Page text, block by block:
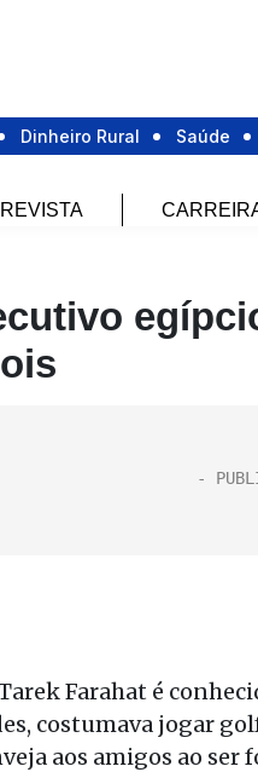
Dinheiro Rural Saúde
REVISTA
Farahat é
costumava jogar
aos amigos ao